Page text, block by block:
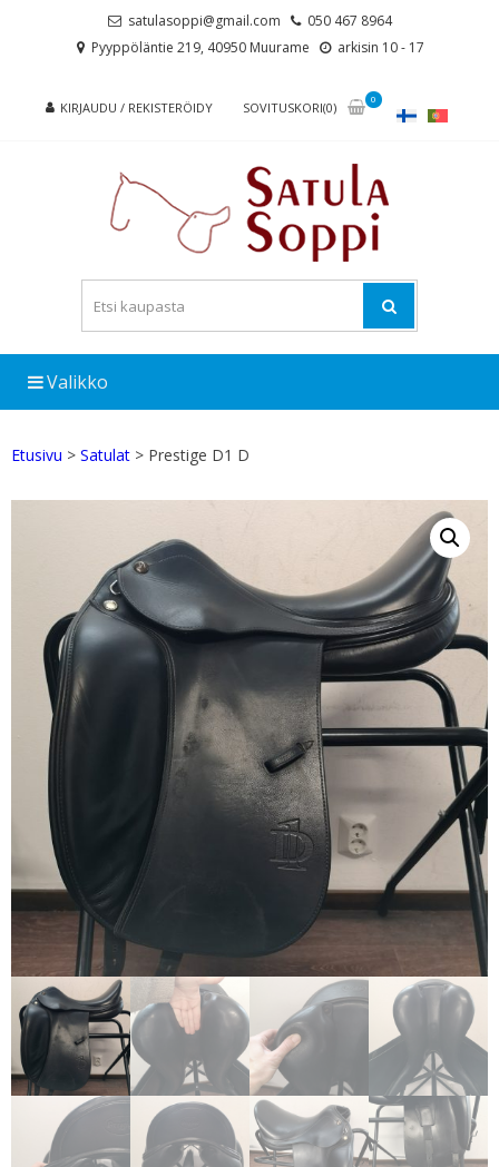
satulasoppi@gmail.com
050 467 8964
Pyyppöläntie 219, 40950 Muurame
arkisin 10 - 17
KIRJAUDU / REKISTERÖIDY SOVITUSKORI(0)
0
Valikko
Etusivu > Satulat > Prestige D1 D